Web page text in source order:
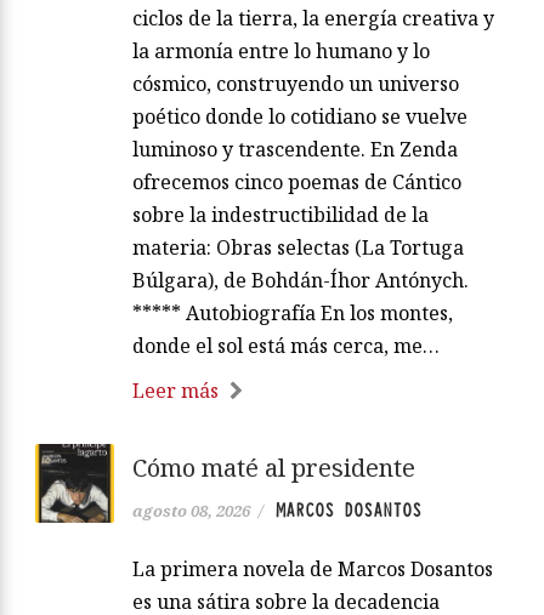
ciclos de la tierra, la energía creativa y
la armonía entre lo humano y lo
cósmico, construyendo un universo
poético donde lo cotidiano se vuelve
luminoso y trascendente. En Zenda
ofrecemos cinco poemas de Cántico
sobre la indestructibilidad de la
materia: Obras selectas (La Tortuga
Búlgara), de Bohdán-Íhor Antónych.
***** Autobiografía En los montes,
donde el sol está más cerca, me…
Leer más
Cómo maté al presidente
agosto 08, 2026 / MARCOS DOSANTOS
La primera novela de Marcos Dosantos
es una sátira sobre la decadencia